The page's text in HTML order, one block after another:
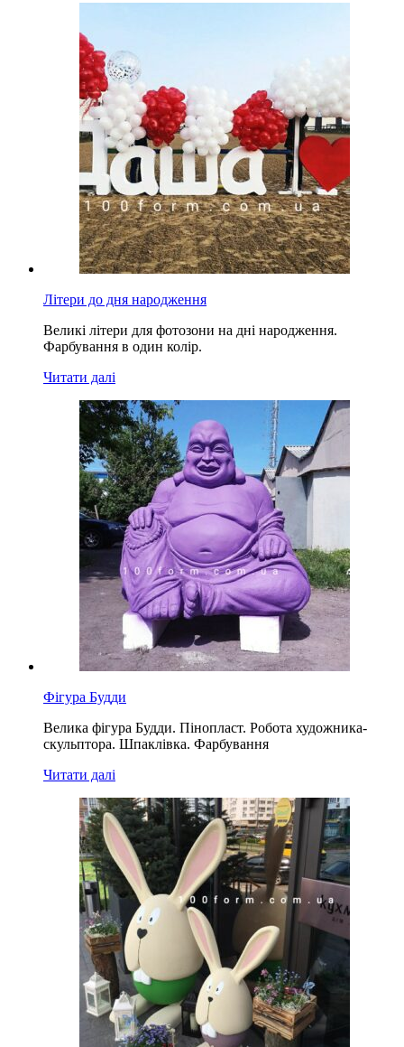
Літери до дня народження
Великі літери для фотозони на дні народження.
Фарбування в один колір.
Читати далі
Фігура Будди
Велика фігура Будди. Пінопласт. Робота художника-
скульптора. Шпаклівка. Фарбування
Читати далі